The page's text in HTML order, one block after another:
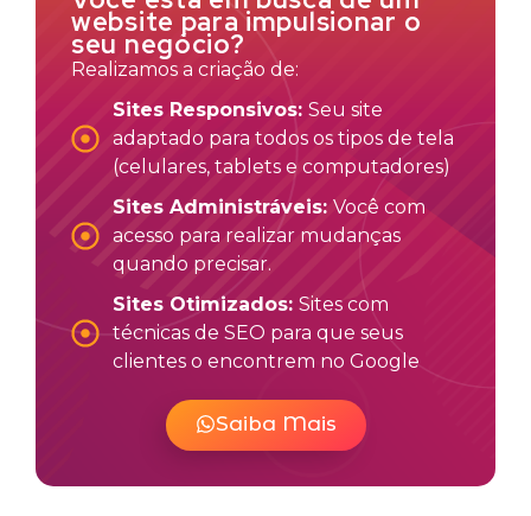
website para impulsionar o
seu negócio?
Realizamos a criação de:
Sites Responsivos: Seu site
adaptado para todos os tipos de tela
(celulares, tablets e computadores)
Sites Administráveis: Você com
acesso para realizar mudanças
quando precisar.
Sites Otimizados: Sites com
técnicas de SEO para que seus
clientes o encontrem no Google
Saiba Mais